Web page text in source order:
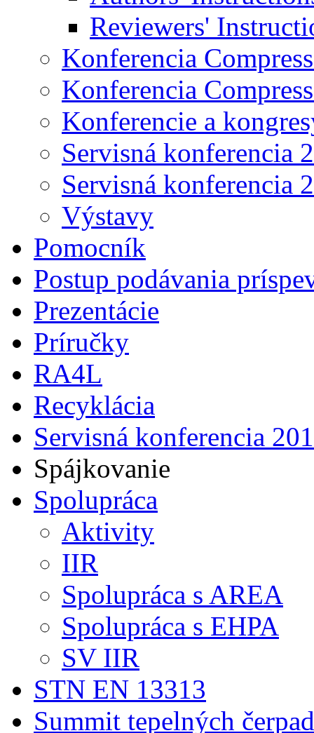
Reviewers'
Konferencia
Konferencia
Konferencie a
Servisná konferencia
Servisná konferencia
Výstavy
Pomocník
Postup podávania
Prezentácie
Príručky
RA4L
Recyklácia
Servisná konferencia
Spájkovanie
Spolupráca
Aktivity
IIR
Spolupráca s AREA
Spolupráca s EHPA
SV IIR
STN EN 13313
Summit tepelných